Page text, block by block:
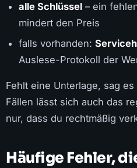
alle Schlüssel – ein
mindert den Preis
falls vorhanden:
Auslese-Protokoll der
Fehlt eine Unterlage, sag
Fällen lässt sich auch das
nur, dass du rechtmäßig
Häufige Fehler,